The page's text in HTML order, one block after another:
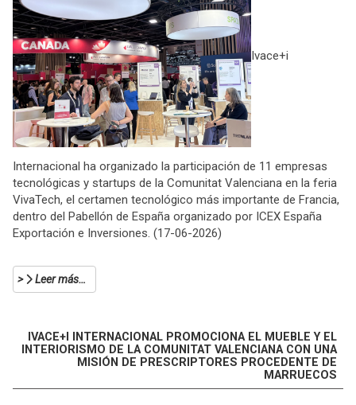
Ivace+i
Internacional ha organizado la participación de 11 empresas
tecnológicas y startups de la Comunitat Valenciana en la feria
VivaTech, el certamen tecnológico más importante de Francia,
dentro del Pabellón de España organizado por ICEX España
Exportación e Inversiones. (17-06-2026)
Leer más…
IVACE+I INTERNACIONAL PROMOCIONA EL MUEBLE Y EL
INTERIORISMO DE LA COMUNITAT VALENCIANA CON UNA
MISIÓN DE PRESCRIPTORES PROCEDENTE DE
MARRUECOS